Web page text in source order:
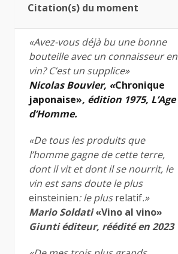
Citation(s) du moment
«Avez-vous déjà bu une bonne
bouteille avec un connaisseur en
vin? C’est un supplice»
Nicolas Bouvier, «Chronique
japonaise», édition 1975, L’Age
d’Homme.
«De tous les produits que
l’homme gagne de cette terre,
dont il vit et dont il se nourrit, le
vin est sans doute le plus
einsteinien: le plusrelatif.»
Mario Soldati«Vino al vino»
Giunti éditeur, réédité en 2023